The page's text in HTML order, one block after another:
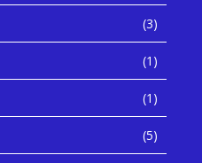
(3)
(1)
(1)
(5)